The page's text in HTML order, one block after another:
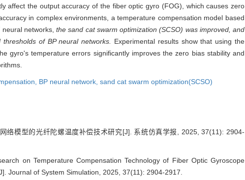
affect the output accuracy of the fiber optic gyro (FOG), which causes zero
in complex environments, a temperature compensation model based
neural networks,the sand cat swarm optimization (SCSO) was improved, and
of BP neural networks.
Experimental results show that using the
gyro's temperature errors significantly improves the zero bias stability and
BP neural network, sand cat swarm optimization(SCSO)
络模型的光纤陀螺温度补偿技术研究[J]. 系统仿真学报, 2025, 37(11): 2904-
on Temperature Compensation Technology of Fiber Optic Gyroscope
Journal of System Simulation, 2025, 37(11): 2904-2917.